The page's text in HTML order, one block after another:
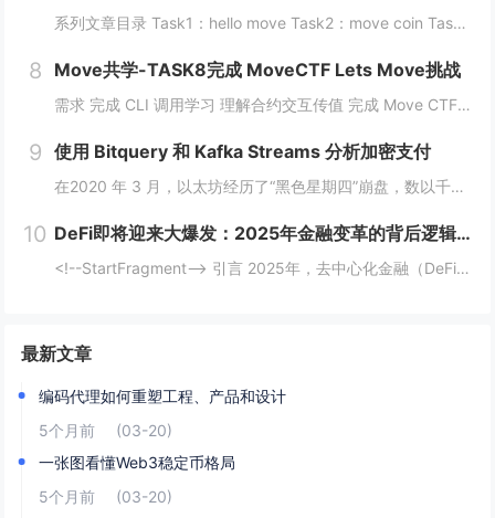
系列文章目录 Task1：hello move Task2：move coin Task3：move nft Task4：move game Task5：move swap Task6：sdk ptb 更多精彩内容，敬请期待！️...
8 Move共学-TASK8完成 MoveCTF Lets Move挑战
需求 完成 CLI 调用学习 理解合约交互传值 完成 Move CTF Lets Move 一、任务指南 合约部署地址: 0x097a3833b6b5c62ca6ad10f0509dffdadff7ce31e1...
9 使用 Bitquery 和 Kafka Streams 分析加密支付
在2020 年 3 月，以太坊经历了“黑色星期四”崩盘，数以千计的 DeFi（去中心化金融）清算被同时触发，导致网络费用从 20 gwei 飙升至 200 gwei 以上。那些能够监控并对内存池数据做出反应的人幸存下来，而那些无法做到的人则...
10 DeFi即将迎来大爆发：2025年金融变革的背后逻辑与机会
<!--StartFragment--> 引言 2025年，去中心化金融（DeFi）可能迎来一个重要的爆发时期。根据近期的新闻热点，多个因素正在推动这一趋势的到来。首先，美国政府计划建立比特币战略储备，并配合发行ETF等债务...
最新文章
编码代理如何重塑工程、产品和设计
5个月前
(03-20)
一张图看懂Web3稳定币格局
5个月前
(03-20)